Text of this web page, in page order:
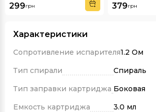
299грн 379грн
Характеристики
Сопротивление испарителя1.2 Ом
Тип спирали
Спираль
Тип заправки картриджа Боковая
Емкость картриджа
3.0 мл